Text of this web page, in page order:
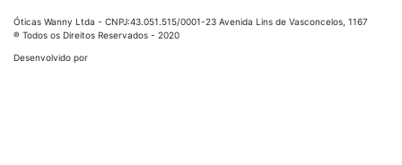
Óticas Wanny Ltda - CNPJ:43.051.515/0001-23 Avenida Lins de Vasconcelos, 1167
® Todos os Direitos Reservados - 2020
Desenvolvido por